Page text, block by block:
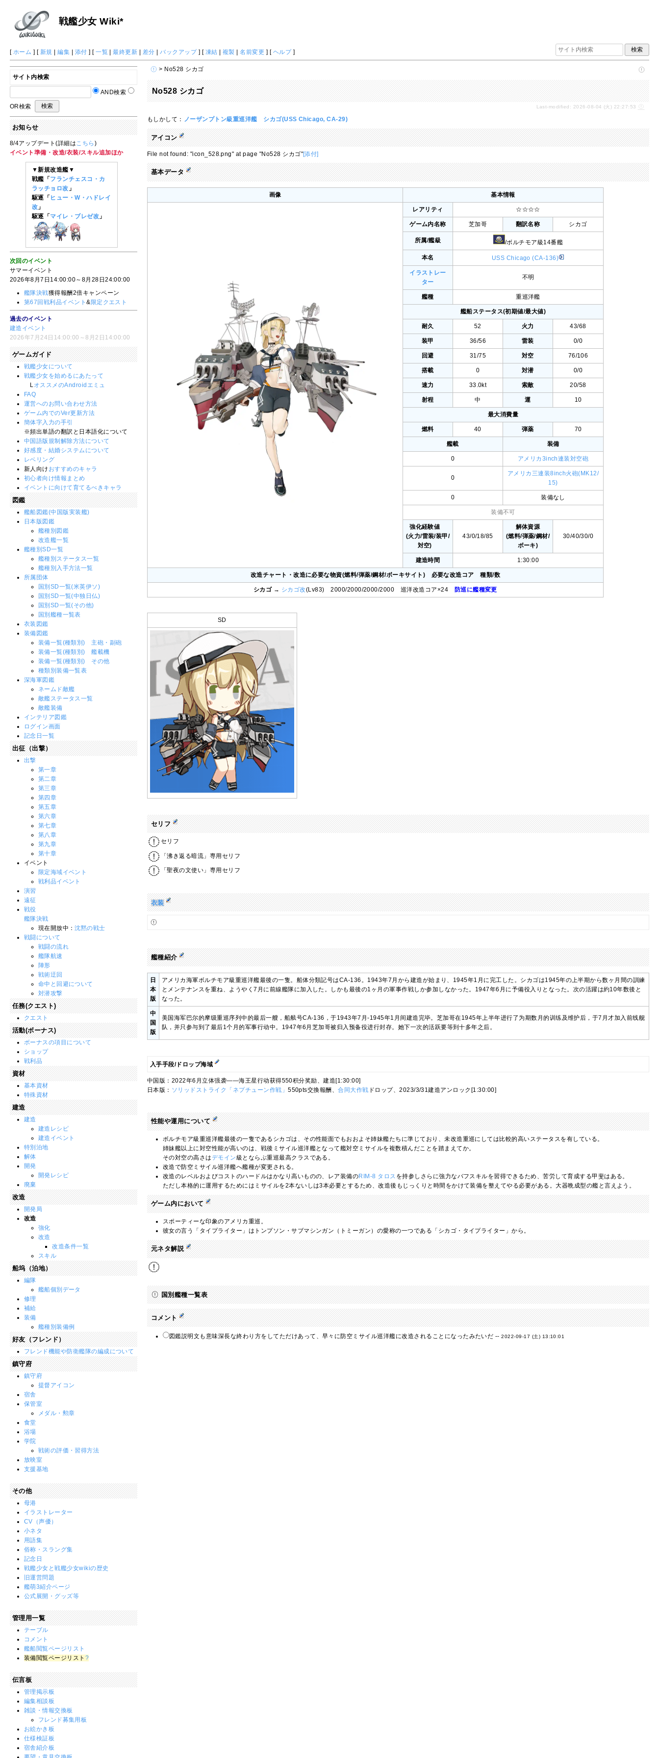
戦艦少女 Wiki*
[ ホーム ] [ 新規 |編集 | 添付 ] [一覧 |最終更新 | 差分 |バックアップ] [ 凍結 | 複製 |名前変更 ] [ ヘルプ]
> No528 シカゴ
No528 シカゴ
Last-modified: 2026-08-04 (火) 22:27:53
もしかして： ノーザンプトン級重巡洋艦 シカゴ(USS Chicago, CA-29)
アイコン
File not found: "icon_528.png" at page "No528 シカゴ"[添付]
基本データ
画像 基本情報
レアリティ ☆☆☆☆
ゲーム内名称 芝加哥 翻訳名称 シカゴ
所属/艦級 /ボルチモア級14番艦
本名 USS Chicago (CA-136)
イラストレー
ター
不明
艦種 重巡洋艦
艦船ステータス(初期値/最大値)
耐久 52 火力 43/68
装甲 36/56 雷装 0/0
回避 31/75 対空 76/106
搭載 0 対潜 0/0
速力 33.0kt 索敵 20/58
射程 中 運 10
最大消費量
燃料 40 弾薬 70
艦載 装備
0 アメリカ3inch連装対空砲
0
アメリカ三連装8inch火砲(MK12/
15)
0 装備なし
装備不可
強化経験値
(火力/雷装/装甲/
対空)
43/0/18/85
解体資源
(燃料/弾薬/鋼材/
ボーキ)
30/40/30/0
建造時間 1:30:00
改造チャート・改造に必要な物資(燃料/弾薬/鋼材/ボーキサイト) 必要な改造コア 種類/数
シカゴ→ シカゴ改(Lv83) 2000/2000/2000/2000 巡洋改造コア×24 防巡に艦種変更
SD
セリフ
セリフ
「沸き返る暗流」専用セリフ
「聖夜の文使い」専用セリフ
衣装
艦種紹介
日
本
版
アメリカ海軍ボルチモア級重巡洋艦最後の一隻。船体分類記号はCA-136。1943年7月から建造が始まり、1945年1月に完工した。シカゴは1945年の上半期から数ヶ月間の訓練
とメンテナンスを重ね、ようやく7月に前線艦隊に加入した。しかも最後の1ヶ月の軍事作戦しか参加しなかった。1947年6月に予備役入りとなった。次の活躍は約10年数後と
なった。
中
国
版
美国海军巴尔的摩级重巡序列中的最后一艘，船舷号CA-136，于1943年7月-1945年1月间建造完毕。芝加哥在1945年上半年进行了为期数月的训练及维护后，于7月才加入前线舰
队，并只参与到了最后1个月的军事行动中。1947年6月芝加哥被归入预备役进行封存。她下一次的活跃要等到十多年之后。
入手手段/ドロップ海域
中国版：2022年6月立体强袭——海王星行动获得550积分奖励、建造[1:30:00]
日本版： ソリッドストライク「ネプチューン作戦」550pts交換報酬、合同大作戦 ドロップ、2023/3/31建造アンロック[1:30:00]
性能や運用について
ボルチモア級重巡洋艦最後の一隻であるシカゴは、その性能面でもおおよそ姉妹艦たちに準じており、未改造重巡にしては比較的高いステータスを有している。
姉妹艦以上に対空性能が高いのは、戦後ミサイル巡洋艦となって艦対空ミサイルを複数積んだことを踏まえてか。
その対空の高さはデモイン級とならぶ重巡最高クラスである。
改造で防空ミサイル巡洋艦へ艦種が変更される。
改造のレベルおよびコストのハードルはかなり高いものの、レア装備のRIM-8 タロス を持参しさらに強力なバフスキルを習得できるため、苦労して育成する甲斐はある。
ただし本格的に運用するためにはミサイルを2本ないしは3本必要とするため、改造後もじっくりと時間をかけて装備を整えてやる必要がある。大器晩成型の艦と言えよう。
ゲーム内において
スポーティーな印象のアメリカ重巡。
彼女の言う「タイプライター」はトンプソン・サブマシンガン（トミーガン）の愛称の一つである「シカゴ・タイプライター」から。
元ネタ解説
国別艦種一覧表
コメント
図鑑説明文も意味深長な終わり方をしてただけあって、早々に防空ミサイル巡洋艦に改造されることになったみたいだ --2022-09-17 (土) 13:10:01
サイト内検索
AND検索
OR検索
お知らせ
8/4アップデート(詳細はこちら )
イベント準備・改造/衣装/スキル追加ほか
▼新規改造艦▼
戦艦「フランチェスコ・カ
ラッチョロ改 」
駆逐「ヒュー・W・ハドレイ
改 」
駆逐「マイレ・ブレゼ改 」
次回のイベント
サマーイベント
2026年8月7日14:00:00～8月28日24:00:00
艦隊決戦獲得報酬2倍キャンペーン
第67回戦利品イベント&限定クエスト
過去のイベント
建造イベント
2026年7月24日14:00:00～8月2日14:00:00
ゲームガイド
戦艦少女について
戦艦少女を始めるにあたって
L オススメのAndroidエミュ
FAQ
運営へのお問い合わせ方法
ゲーム内でのVer更新方法
簡体字入力の手引
※頻出単語の翻訳と日本語化について
中国語版規制解除方法について
好感度・結婚システムについて
レベリング
新人向け おすすめのキャラ
初心者向け情報まとめ
イベントに向けて育てるべきキャラ
図鑑
艦船図鑑(中国版実装艦)
日本版図鑑
艦種別図鑑
改造艦一覧
艦種別SD一覧
艦種別ステータス一覧
艦種別入手方法一覧
所属団体
国別SD一覧(米英伊ソ)
国別SD一覧(中独日仏)
国別SD一覧(その他)
国別艦種一覧表
衣装図鑑
装備図鑑
装備一覧(種類別) 主砲・副砲
装備一覧(種類別) 艦載機
装備一覧(種類別) その他
種類別装備一覧表
深海軍図鑑
ネームド敵艦
敵艦ステータス一覧
敵艦装備
インテリア図鑑
ログイン画面
記念日一覧
出征（出撃）
出撃
第一章
第二章
第三章
第四章
第五章
第六章
第七章
第八章
第九章
第十章
イベント
限定海域イベント
戦利品イベント
演習
遠征
戦役
艦隊決戦
現在開放中：沈黙の戦士
戦闘について
戦闘の流れ
艦隊航速
陣形
戦術迂回
命中と回避について
対潜攻撃
任務(クエスト)
クエスト
活動(ボーナス)
ボーナスの項目について
ショップ
戦利品
資材
基本資材
特殊資材
建造
建造
建造レシピ
建造イベント
特別泊地
解体
開発
開発レシピ
廃棄
改造
開発局
改造
強化
改造
改造条件一覧
スキル
船坞（泊地）
編隊
艦船個別データ
修理
補給
装備
艦種別装備例
好友（フレンド）
フレンド機能や防衛艦隊の編成について
鎮守府
鎮守府
提督アイコン
宿舎
保管室
メダル・勲章
食堂
浴場
学院
戦術の評価・習得方法
放映室
支援基地
その他
母港
イラストレーター
CV（声優）
小ネタ
用語集
俗称・スラング集
記念日
戦艦少女と戦艦少女wikiの歴史
旧運営問題
艦萌3紹介ページ
公式展開・グッズ等
管理用一覧
テーブル
コメント
艦船閲覧ページリスト
装備閲覧ページリスト ?
伝言板
管理掲示板
編集相談板
雑談・情報交換板
フレンド募集用板
お絵かき板
仕様検証板
宿舎紹介板